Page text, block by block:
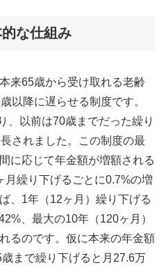
な仕組み
来65歳から受け取れる老齢
以降に遅らせる制度です。
、以前は70歳までだった繰り
されました。この制度の最
に応じて年金額が増額される
月繰り下げるごとに0.7%の増
、1年（12ヶ月）繰り下げる
、最大の10年（120ヶ月）
るのです。仮に本来の年金額
まで繰り下げると月27.6万